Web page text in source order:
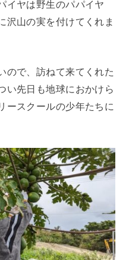
イヤは野生のパパイヤ
沢山の実を付けてくれま
ので、訪ねて来てくれた
い先日も地球におかけら
ースクールの少年たちに